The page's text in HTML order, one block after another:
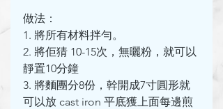
做法：
1. 將所有材料拌勻。
2. 將佢猜 10-15次，無曬粉，就可以
靜置10分鐘
3. 將麵團分8份，幹開成7寸圓形就
可以放 cast iron 平底獲上面每邊煎